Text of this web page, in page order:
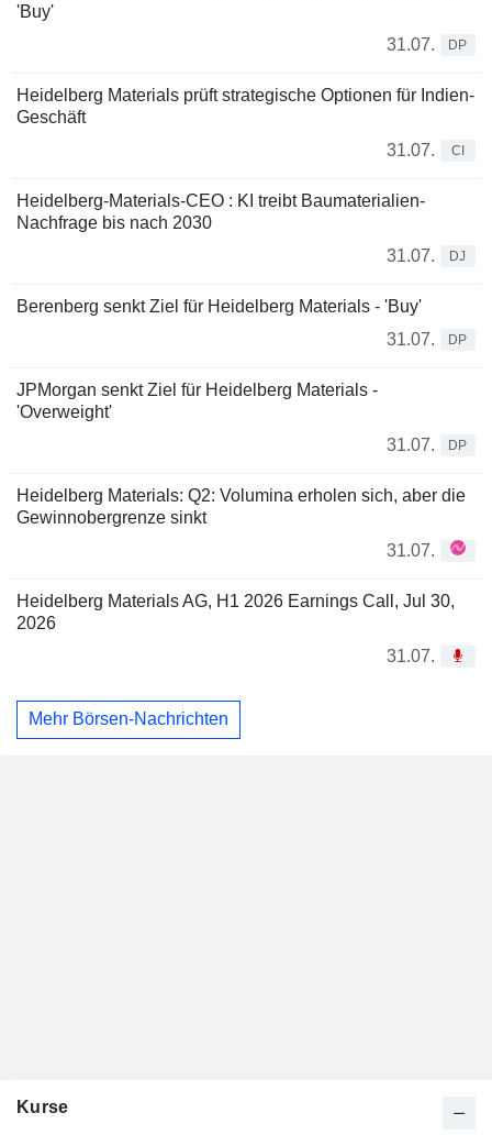
'Buy'
31.07.
DP
Heidelberg Materials prüft strategische Optionen für Indien-
Geschäft
31.07.
CI
Heidelberg-Materials-CEO : KI treibt Baumaterialien-
Nachfrage bis nach 2030
31.07.
DJ
Berenberg senkt Ziel für Heidelberg Materials - 'Buy'
31.07.
DP
JPMorgan senkt Ziel für Heidelberg Materials -
'Overweight'
31.07.
DP
Heidelberg Materials: Q2: Volumina erholen sich, aber die
Gewinnobergrenze sinkt
31.07.
Heidelberg Materials AG, H1 2026 Earnings Call, Jul 30,
2026
31.07.
Mehr Börsen-Nachrichten
Kurse